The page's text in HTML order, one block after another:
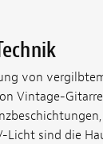
von
Vintage-
sind die